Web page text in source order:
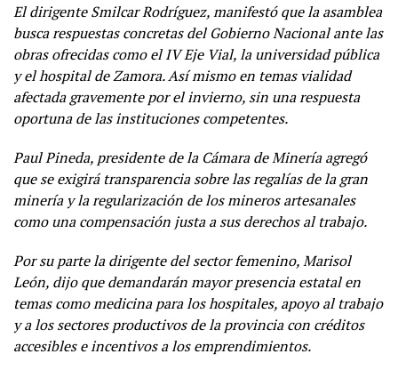
El dirigente Smilcar Rodríguez, manifestó que la asamblea
busca respuestas concretas del Gobierno Nacional ante las
obras ofrecidas como el IV Eje Vial, la universidad pública
y el hospital de Zamora. Así mismo en temas vialidad
afectada gravemente por el invierno, sin una respuesta
oportuna de las instituciones competentes.
Paul Pineda, presidente de la Cámara de Minería agregó
que se exigirá transparencia sobre las regalías de la gran
minería y la regularización de los mineros artesanales
como una compensación justa a sus derechos al trabajo.
Por su parte la dirigente del sector femenino, Marisol
León, dijo que demandarán mayor presencia estatal en
temas como medicina para los hospitales, apoyo al trabajo
y a los sectores productivos de la provincia con créditos
accesibles e incentivos a los emprendimientos.